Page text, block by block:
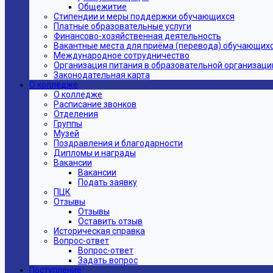
Общежитие
Стипендии и меры поддержки обучающихся
Платные образовательные услуги
Финансово-хозяйственная деятельность
Вакантные места для приёма (перевода)
Международное сотрудничество
Организация питания в образовательной
Законодательная карта
О колледже
О колледже
Расписание звонков
Отделения
Группы
Музей
Поздравления и благодарности
Дипломы и награды
Вакансии
Вакансии
Подать заявку
ПЦК
Отзывы
Отзывы
Оставить отзыв
Историческая справка
Вопрос-ответ
Вопрос-ответ
Задать вопрос
Поступление